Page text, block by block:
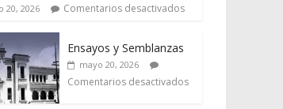
20, 2026 Comentarios desactivados
Ensayos y Semblanzas
mayo 20, 2026
Comentarios desactivados